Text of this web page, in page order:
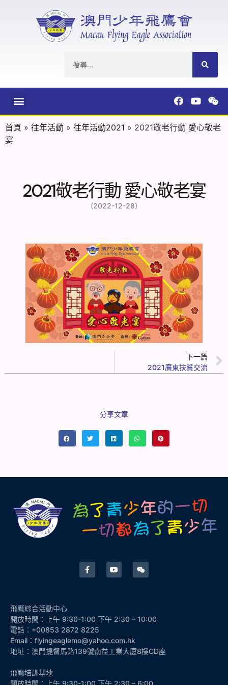
首頁 » 往年活動 » 往年活動2021 » 2021敬老行動 愛心敬老
宴
2021敬老行動 愛心敬老宴
(2022-12-28)
下一篇
2021廣東扶貧交流
分享文章
飛鷹綜合活動中心
開放時間：上午 9:30-1:00 下午 2:30 – 10:00
電話：+00853 2872 8225
Email：flyingeaglemo@yahoo.com.hk
地址：澳門提督馬路139號南益工業大廈8樓CD座
飛鷹培訓基地
開放時間：上午 9:30-1:00 下午 2:30 – 6:00